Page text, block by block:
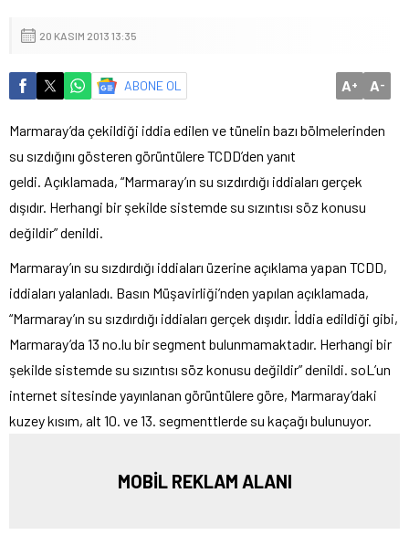
20 KASIM 2013 13:35
ABONE OL A+ A-
Marmaray’da çekildiği iddia edilen ve tünelin bazı bölmelerinden
su sızdığını gösteren görüntülere TCDD’den yanıt
geldi. Açıklamada, “Marmaray’ın su sızdırdığı iddiaları gerçek
dışıdır. Herhangi bir şekilde sistemde su sızıntısı söz konusu
değildir” denildi.
Marmaray’ın su sızdırdığı iddiaları üzerine açıklama yapan TCDD,
iddiaları yalanladı. Basın Müşavirliği’nden yapılan açıklamada,
“Marmaray’ın su sızdırdığı iddiaları gerçek dışıdır. İddia edildiği gibi,
Marmaray’da 13 no.lu bir segment bulunmamaktadır. Herhangi bir
şekilde sistemde su sızıntısı söz konusu değildir” denildi. soL’un
internet sitesinde yayınlanan görüntülere göre, Marmaray’daki
kuzey kısım, alt 10. ve 13. segmenttlerde su kaçağı bulunuyor.
MOBİL REKLAM ALANI